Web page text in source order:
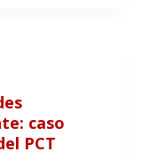
caso
PCT